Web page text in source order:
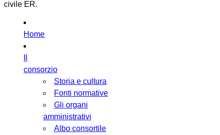
civile ER.
Home
consorzio
Storia e cultura
Fonti normative
Gli organi
amministrativi
Albo consortile